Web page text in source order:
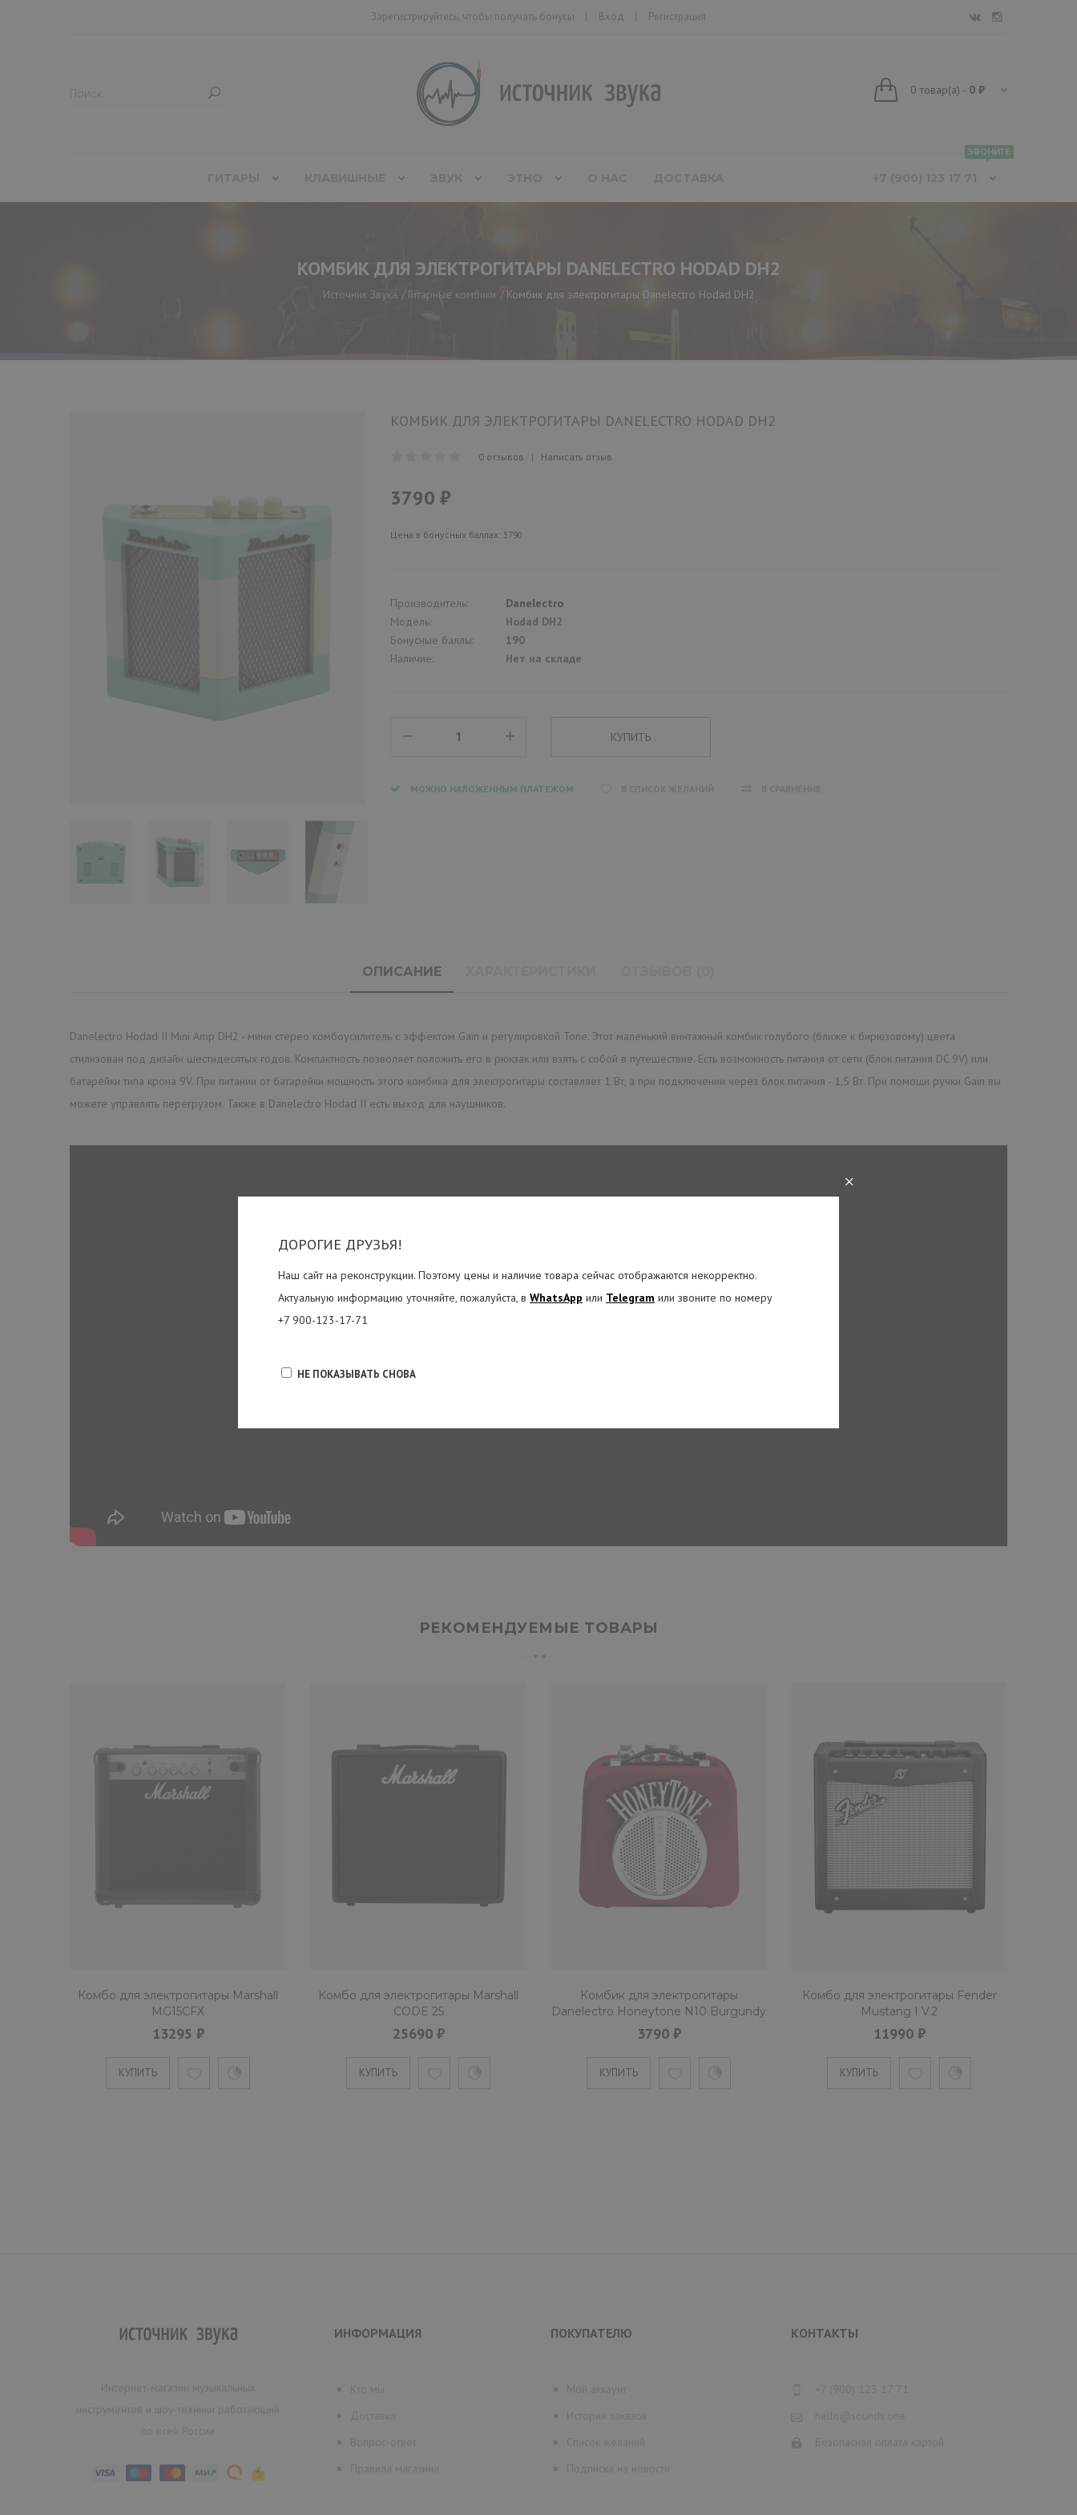
ДОРОГИЕ ДРУЗЬЯ!
Наш сайт на реконструкции. Поэтому цены и наличие товара сейчас отображаются некорректно.
Актуальную информацию уточняйте, пожалуйста, в WhatsApp или Telegram или звоните по номеру
+7 900-123-17-71
НЕ ПОКАЗЫВАТЬ СНОВА
×
Зарегистрируйтесь, чтобы получать бонусы Вход Регистрация
0 товар(а) - 0 ₽
ЗВОНИТЕ
КОМБИК ДЛЯ ЭЛЕКТРОГИТАРЫ DANELECTRO HODAD DH2
Источник Звука Гитарные комбики Комбик для электрогитары Danelectro Hodad DH2
КОМБИК ДЛЯ ЭЛЕКТРОГИТАРЫ DANELECTRO HODAD DH2
0 отзывов | Написать отзыв
3790 ₽
Цена в бонусных баллах: 3790
Производитель:
Danelectro
Модель:
Hodad DH2
Бонусные баллы:
190
Наличие:
Нет на складе
МОЖНО НАЛОЖЕННЫМ ПЛАТЕЖОМ
ОПИСАНИЕ
Danelectro Hodad II Mini Amp DH2 - мини стерео комбоусилитель с эффектом Gain и регулировкой Tone. Этот маленький винтажный комбик голубого (ближе к бирюзовому) цвета
стилизован под дизайн шестидесятых годов. Компактность позволяет положить его в рюкзак или взять с собой в путешествие. Есть возможность питания от сети (блок питания DC 9V) или
батарейки типа крона 9V. При питании от батарейки мощность этого комбика для электрогитары составляет 1 Вт, а при подключении через блок питания - 1,5 Вт. При помощи ручки Gain вы
можете управлять перегрузом. Также в Danelectro Hodad II есть выход для наушников.
РЕКОМЕНДУЕМЫЕ ТОВАРЫ
Комбо для электрогитары Marshall
MG15CFХ
13295 ₽
КУПИТЬ
Комбо для электрогитары Marshall
CODE 25
25690 ₽
КУПИТЬ
Комбик для электрогитары
Danelectro Honeytone N10 Burgundy
3790 ₽
КУПИТЬ
Комбо для электрогитары Fender
Mustang I V.2
11990 ₽
КУПИТЬ
ИНФОРМАЦИЯ ПОКУПАТЕЛЮ КОНТАКТЫ